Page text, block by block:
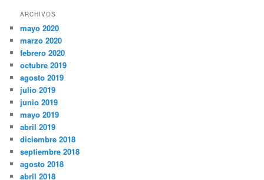
ARCHIVOS
mayo 2020
marzo 2020
febrero 2020
octubre 2019
agosto 2019
julio 2019
junio 2019
mayo 2019
abril 2019
diciembre 2018
septiembre 2018
agosto 2018
abril 2018